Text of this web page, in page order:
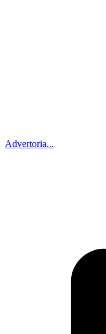
Advertoria...